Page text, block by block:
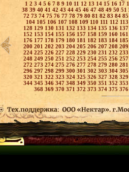
1 2 3 4 5 6 7 8 9 10 11 12 13 14 15 16 17
38 39 40 41 42 43 44 45 46 47 48 49 50 51
72 73 74 75 76 77 78 79 80 81 82 83 84 85
104 105 106 107 108 109 110 111 112 113
128 129 130 131 132 133 134 135 136 137
152 153 154 155 156 157 158 159 160 161
176 177 178 179 180 181 182 183 184 185
200 201 202 203 204 205 206 207 208 209
224 225 226 227 228 229 230 231 232 233
248 249 250 251 252 253 254 255 256 257
272 273 274 275 276 277 278 279 280 281
296 297 298 299 300 301 302 303 304 305
320 321 322 323 324 325 326 327 328 329
344 345 346 347 348 349 350 351 352 353
368 369 370 371 372 373 374 375 376